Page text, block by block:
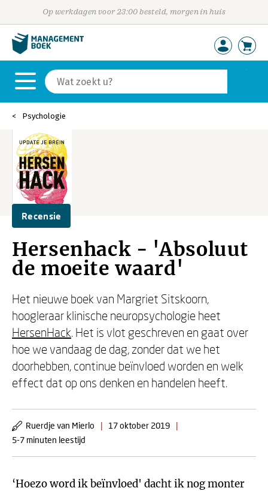
Op werkdagen voor 23:00 besteld, morgen in huis
Psychologie
Recensie
Hersenhack - 'Absoluut
de moeite waard'
Het nieuwe boek van Margriet Sitskoorn,
hoogleraar klinische neuropsychologie heet
HersenHack. Het is vlot geschreven en gaat over
hoe we vandaag de dag, zonder dat we het
doorhebben, continue beïnvloed worden en welk
effect dat op ons denken en handelen heeft.
Ruerdje van Mierlo | 17 oktober 2019
|
5-7 minuten leestijd
‘Hoezo word ik beïnvloed' dacht ik nog monter